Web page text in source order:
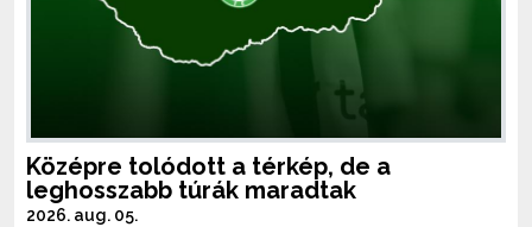
Középre tolódott a térkép, de a
leghosszabb túrák maradtak
2026. aug. 05.